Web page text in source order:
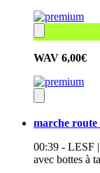
WAV 6,00€
marche route
00:39 - LESF
avec bottes à